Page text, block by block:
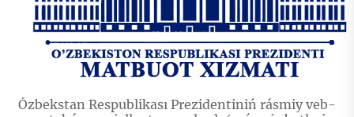
Ózbekstan Respublikası Prezidentiniń rásmiy veb-